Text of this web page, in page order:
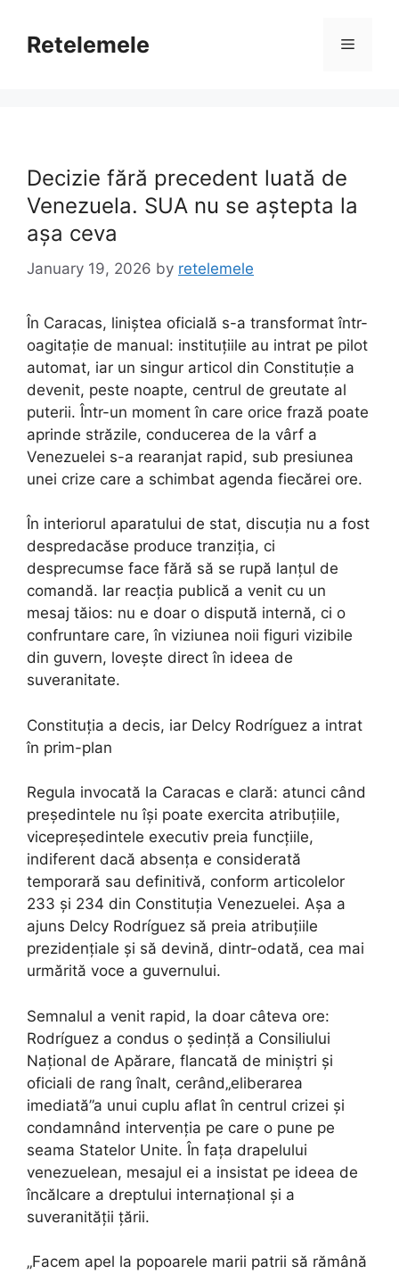
contentRetelemele Menu
Decizie fără precedent luată de
Venezuela. SUA nu se aștepta la
așa ceva
January 19, 2026 by retelemele
În Caracas, liniștea oficială s-a transformat într-
oagitație de manual: instituțiile au intrat pe pilot
automat, iar un singur articol din Constituție a
devenit, peste noapte, centrul de greutate al
puterii. Într-un moment în care orice frază poate
aprinde străzile, conducerea de la vârf a
Venezuelei s-a rearanjat rapid, sub presiunea
unei crize care a schimbat agenda fiecărei ore.
În interiorul aparatului de stat, discuția nu a fost
despredacăse produce tranziția, ci
desprecumse face fără să se rupă lanțul de
comandă. Iar reacția publică a venit cu un
mesaj tăios: nu e doar o dispută internă, ci o
confruntare care, în viziunea noii figuri vizibile
din guvern, lovește direct în ideea de
suveranitate.
Constituția a decis, iar Delcy Rodríguez a intrat
în prim-plan
Regula invocată la Caracas e clară: atunci când
președintele nu își poate exercita atribuțiile,
vicepreședintele executiv preia funcțiile,
indiferent dacă absența e considerată
temporară sau definitivă, conform articolelor
233 și 234 din Constituția Venezuelei. Așa a
ajuns Delcy Rodríguez să preia atribuțiile
prezidențiale și să devină, dintr-odată, cea mai
urmărită voce a guvernului.
Semnalul a venit rapid, la doar câteva ore:
Rodríguez a condus o ședință a Consiliului
Național de Apărare, flancată de miniștri și
oficiali de rang înalt, cerând„eliberarea
imediată”a unui cuplu aflat în centrul crizei și
condamnând intervenția pe care o pune pe
seama Statelor Unite. În fața drapelului
venezuelean, mesajul ei a insistat pe ideea de
încălcare a dreptului internațional și a
suveranității țării.
„Facem apel la popoarele marii patrii să rămână